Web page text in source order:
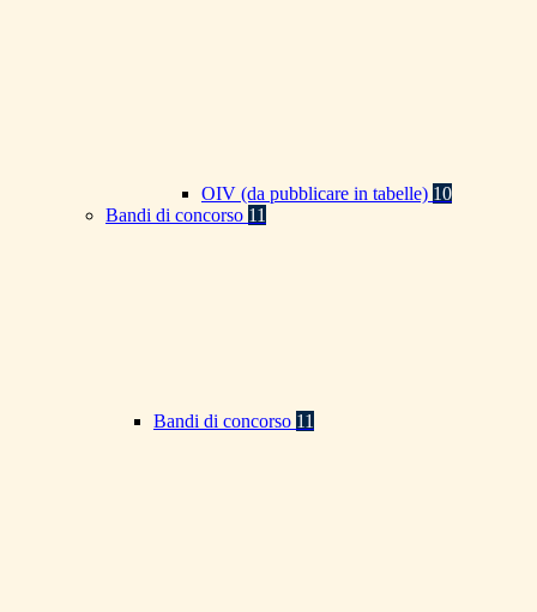
OIV (da pubblicare in tabelle) 10
Bandi di concorso 11
Bandi di concorso 11